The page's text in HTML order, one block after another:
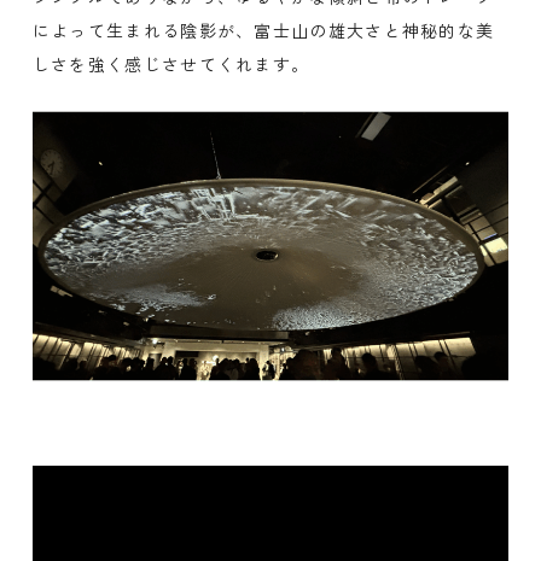
によって生まれる陰影が、富士山の雄大さと神秘的な美
しさを強く感じさせてくれます。